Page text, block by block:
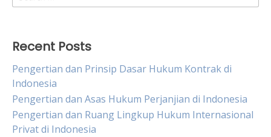
for:
Recent Posts
Pengertian dan Prinsip Dasar Hukum Kontrak di
Indonesia
Pengertian dan Asas Hukum Perjanjian di Indonesia
Pengertian dan Ruang Lingkup Hukum Internasional
Privat di Indonesia